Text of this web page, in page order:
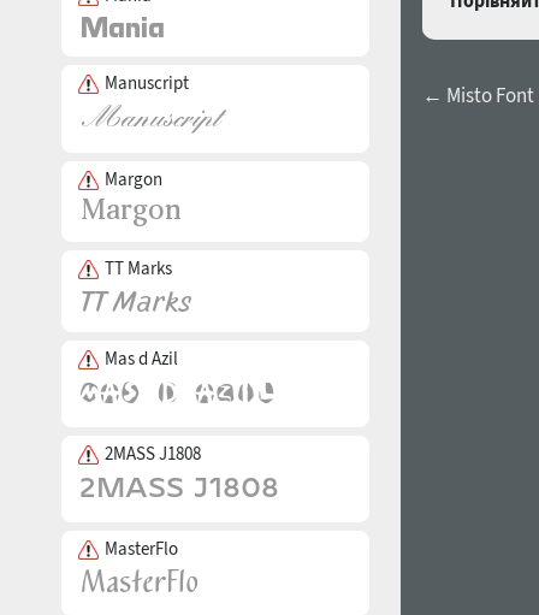
Manuscript
Margon
TT Marks
Mas d Azil
2MASS J1808
MasterFlo
← Misto Font